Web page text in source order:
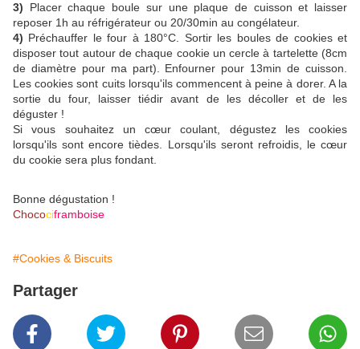
3) Placer chaque boule sur une plaque de cuisson et laisser
reposer 1h au réfrigérateur ou 20/30min au congélateur.
4) Préchauffer le four à 180°C. Sortir les boules de cookies et
disposer tout autour de chaque cookie un cercle à tartelette (8cm
de diamètre pour ma part). Enfourner pour 13min de cuisson.
Les cookies sont cuits lorsqu'ils commencent à peine à dorer. A la
sortie du four, laisser tiédir avant de les décoller et de les
déguster !
Si vous souhaitez un cœur coulant, dégustez les cookies
lorsqu'ils sont encore tièdes. Lorsqu'ils seront refroidis, le cœur
du cookie sera plus fondant.
Bonne dégustation !
Chocociframboise
#Cookies & Biscuits
Partager